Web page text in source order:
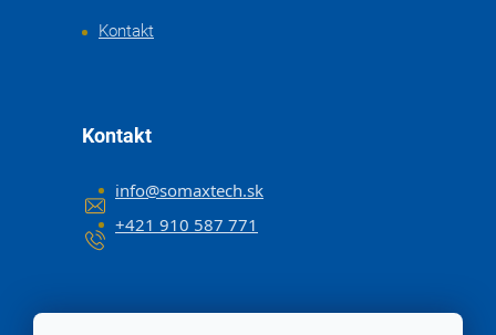
Kontakt
Kontakt
info@somaxtech.sk
+421 910 587 771